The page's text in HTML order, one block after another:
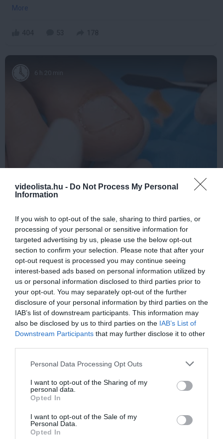
videolista.hu - Do Not Process My Personal
Information
If you wish to opt-out of the sale, sharing to third parties, or
processing of your personal or sensitive information for
targeted advertising by us, please use the below opt-out
section to confirm your selection. Please note that after your
opt-out request is processed you may continue seeing
interest-based ads based on personal information utilized by
us or personal information disclosed to third parties prior to
your opt-out. You may separately opt-out of the further
disclosure of your personal information by third parties on the
IAB’s list of downstream participants. This information may
also be disclosed by us to third parties on the IAB’s List of
Downstream Participants that may further disclose it to other
Please note that this website/app uses one or more Google
not limited to your visit or usage behaviour. You may click to
grant or deny consent to Google and its third-party tags to
use your data for below specified purposes in below Google
consent section.
Personal Data Processing Opt Outs
I want to opt-out of the Sharing of my
personal data.
Opted In
I want to opt-out of the Sale of my
Personal Data.
Opted In
More
6 h 20 min
Fungus Dries Up And Falls Off After The First
Use
318 61 357
11 h 1 min
Stop Eating These 3 Foods That Are Known to
Cause Parasites
259 34